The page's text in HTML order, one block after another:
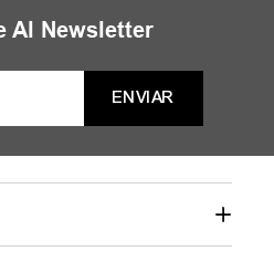
Al Newsletter
ENVIAR